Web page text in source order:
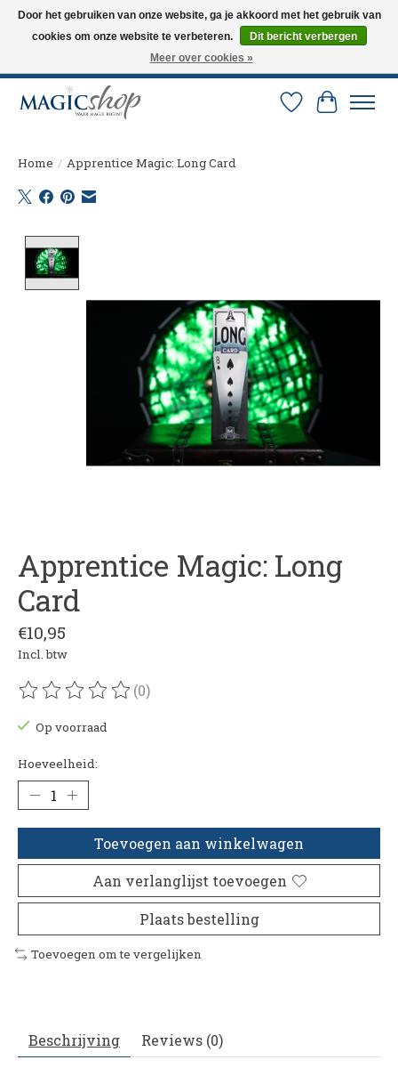
Altijd de nieuwste trucs op voorraad. Snelle verzending via PostNL en DHL.
Langskomen in onze winkel? Bel of mail om een afspraak te maken. 0251-
Verlanglijst
Home / Apprentice Magic: Long Card
Apprentice Magic: Long
Card
€10,95
Incl. btw
De beoordeling van dit product is
(0)
Op voorraad
Hoeveelheid:
Toevoegen aan winkelwagen
Aan verlanglijst toevoegen
Plaats bestelling
Toevoegen om te vergelijken
Beschrijving Reviews (0)
Door het gebruiken van onze website, ga je akkoord met het gebruik van
cookies om onze website te verbeteren.
Dit bericht verbergen
Meer over cookies »